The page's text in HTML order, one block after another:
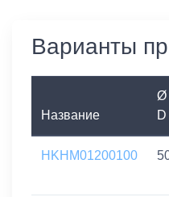
Варианты
Название
Ø
D
HKHM01200100